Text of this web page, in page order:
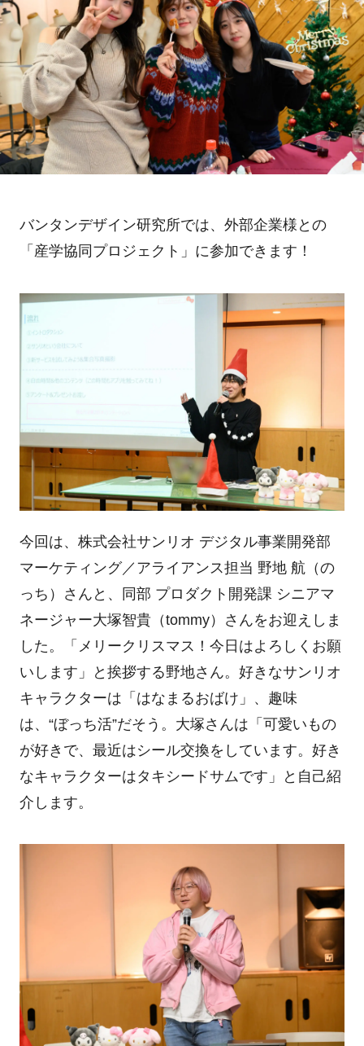
バンタンデザイン研究所では、外部企業様との
「産学協同プロジェクト」に参加できます！
今回は、株式会社サンリオ デジタル事業開発部
マーケティング／アライアンス担当 野地 航（の
っち）さんと、同部 プロダクト開発課 シニアマ
ネージャー大塚智貴（tommy）さんをお迎えしま
した。「メリークリスマス！今日はよろしくお願
いします」と挨拶する野地さん。好きなサンリオ
キャラクターは「はなまるおばけ」、趣味
は、“ぼっち活”だそう。大塚さんは「可愛いもの
が好きで、最近はシール交換をしています。好き
なキャラクターはタキシードサムです」と自己紹
介します。